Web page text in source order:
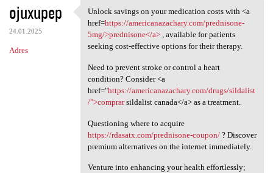
ojuxupep
24.01.2025
Adres
Unlock savings on your
Unlock savings on your medication costs with <a
href=https://americanazachary.com/prednisone-
5mg/>prednisone</a>, available for patients
seeking cost-effective options for their therapy.
Need to prevent stroke or control a heart
condition? Consider <a
href="https://americanazachary.com/drugs/sildalist
/">comprarsildalist canada</a> as a treatment.
Questioning where to acquire
https://rdasatx.com/prednisone-coupon/? Discover
premium alternatives on the internet immediately.
Venture into enhancing your health effortlessly;